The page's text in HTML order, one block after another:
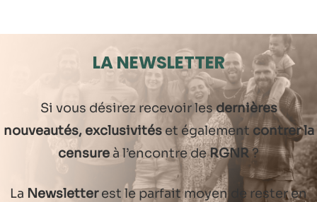
LA NEWSLETTER
Si vous désirez recevoir lesdernières
nouveautés, exclusivitéset également contrer la
censureà l’encontre deRGNR?
La Newsletterest le parfait moyen de rester en